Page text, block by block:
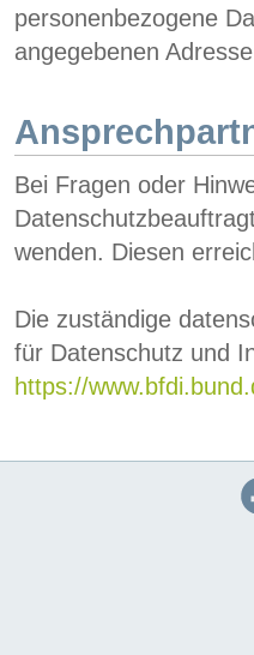
personenbezogene
angegebenen
Bei Fragen oder
wenden. Diesen
Die zuständige
für Datenschutz und
https://